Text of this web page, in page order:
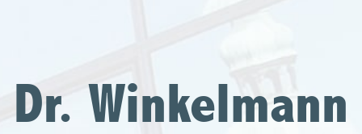
Dr. Winkelmann